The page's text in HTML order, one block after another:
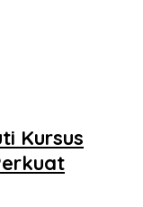
Kursus